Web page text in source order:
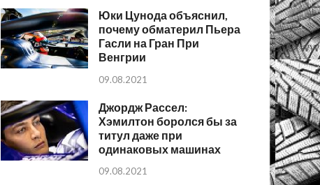
Юки Цунода объяснил,
почему обматерил Пьера
Гасли на Гран При
Венгрии
09.08.2021
Джордж Рассел:
Хэмилтон боролся бы за
титул даже при
одинаковых машинах
09.08.2021